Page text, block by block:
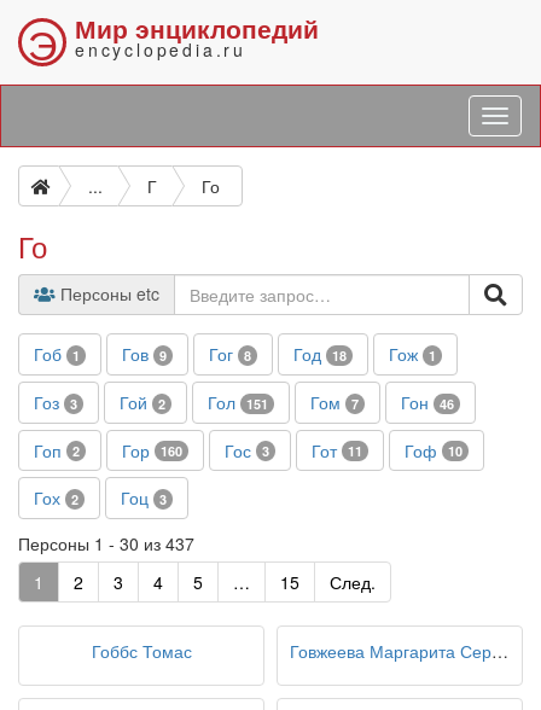
Э Мир энциклопедий
encyclopedia.ru
... Г Го
Го
Персоны etc
Гоб 1 Гов 9 Гог 8 Год 18 Гож 1
Гоз 3 Гой 2 Гол 151 Гом 7 Гон 46
Гоп 2 Гор 160 Гос 3 Гот 11 Гоф 10
Гох 2 Гоц 3
Персоны 1 - 30 из 437
1
2 3 4 5 … 15 След.
Гоббс Томас Говжеева Маргарита Сергеевна